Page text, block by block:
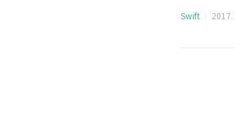
력은 가장
ㅎ.....입
Swift 2017.